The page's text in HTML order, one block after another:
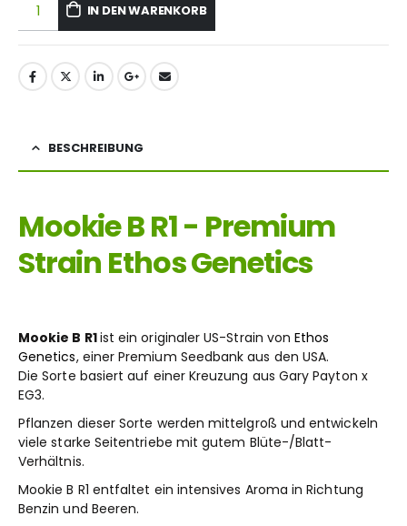
IN DEN WARENKORB
BESCHREIBUNG
Mookie B R1 - Premium
Strain Ethos Genetics
Mookie B R1ist ein originaler US-Strain vonEthos
Genetics, einer Premium Seedbank aus den USA.
Die Sorte basiert auf einer Kreuzung aus Gary Payton x
EG3.
Pflanzen dieser Sorte werden mittelgroß und entwickeln
viele starke Seitentriebe mit gutem Blüte-/Blatt-
Verhältnis.
Mookie B R1 entfaltet ein intensives Aroma in Richtung
Benzin und Beeren.